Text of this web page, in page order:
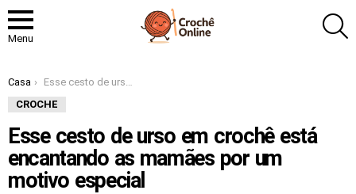
Menu
Você está aqui:
Casa
Esse cesto de urso em crochê está encantando as mamães por um motivo especial
CROCHE
Esse cesto de urso em crochê está
encantando as mamães por um
motivo especial